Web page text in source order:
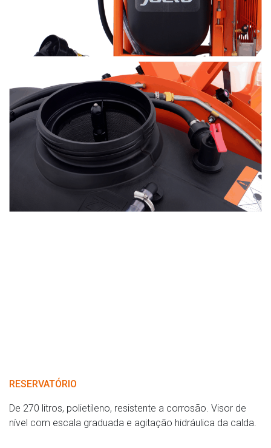
RESERVATÓRIO
De 270 litros, polietileno, resistente a corrosão. Visor de
nível com escala graduada e agitação hidráulica da calda.